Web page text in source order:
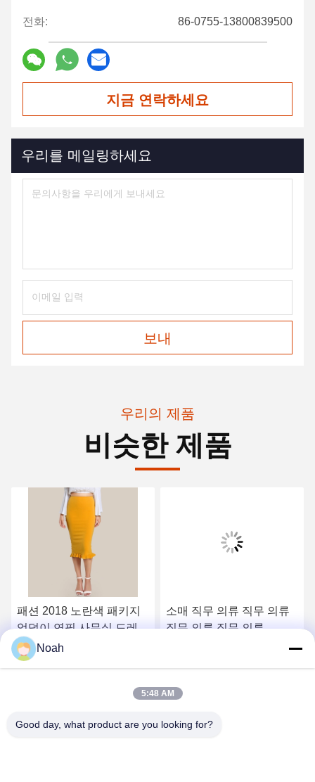
sweet spot makes all the difference. No more
recommend taking the time to set it up
properly!""The Pico 4's visual clarity is fantastic
adjustment is smooth, and finding that sweet
strain during long sessions. Highly r
전화: 86-0755-13800839500
지금 연락하세요
우리를 메일링하세요
보내
우리의 제품
비슷한 제품
패션 2018 노란색 패키지
엉덩이 연필 사무실 드레스
여성
가장 좋은 가격 을 구하라
소매 직무 의류 직무 의류
직무 의류 직무 의류
Noah
5:48 AM
Good day, what product are you looking for?